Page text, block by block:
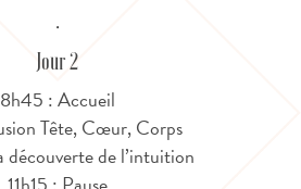
·
Jour 2
8h45 : Accueil
Tête, Cœur, Corps
de l’intuition